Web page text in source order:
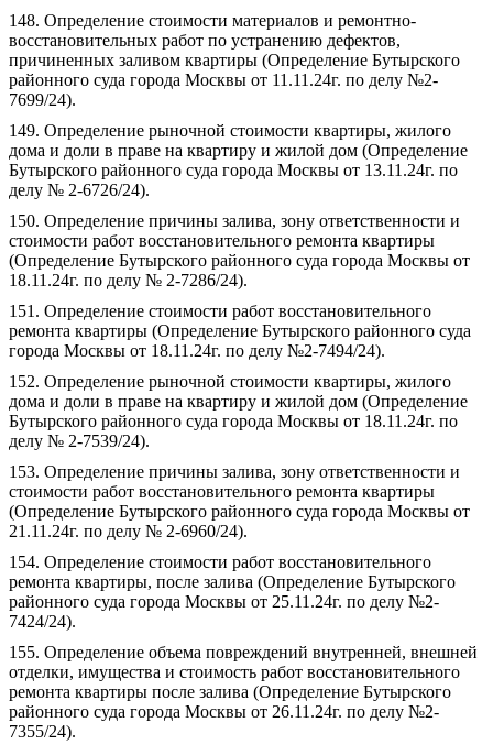
148. Определение стоимости материалов и ремонтно-
восстановительных работ по устранению дефектов,
причиненных заливом квартиры (Определение Бутырского
районного суда города Москвы от 11.11.24г. по делу №2-
7699/24).
149. Определение рыночной стоимости квартиры, жилого
дома и доли в праве на квартиру и жилой дом (Определение
Бутырского районного суда города Москвы от 13.11.24г. по
делу № 2-6726/24).
150. Определение причины залива, зону ответственности и
стоимости работ восстановительного ремонта квартиры
(Определение Бутырского районного суда города Москвы от
18.11.24г. по делу № 2-7286/24).
151. Определение стоимости работ восстановительного
ремонта квартиры (Определение Бутырского районного суда
города Москвы от 18.11.24г. по делу №2-7494/24).
152. Определение рыночной стоимости квартиры, жилого
дома и доли в праве на квартиру и жилой дом (Определение
Бутырского районного суда города Москвы от 18.11.24г. по
делу № 2-7539/24).
153. Определение причины залива, зону ответственности и
стоимости работ восстановительного ремонта квартиры
(Определение Бутырского районного суда города Москвы от
21.11.24г. по делу № 2-6960/24).
154. Определение стоимости работ восстановительного
ремонта квартиры, после залива (Определение Бутырского
районного суда города Москвы от 25.11.24г. по делу №2-
7424/24).
155. Определение объема повреждений внутренней, внешней
отделки, имущества и стоимость работ восстановительного
ремонта квартиры после залива (Определение Бутырского
районного суда города Москвы от 26.11.24г. по делу №2-
7355/24).